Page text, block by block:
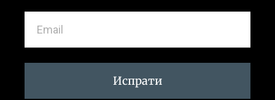
Испрати